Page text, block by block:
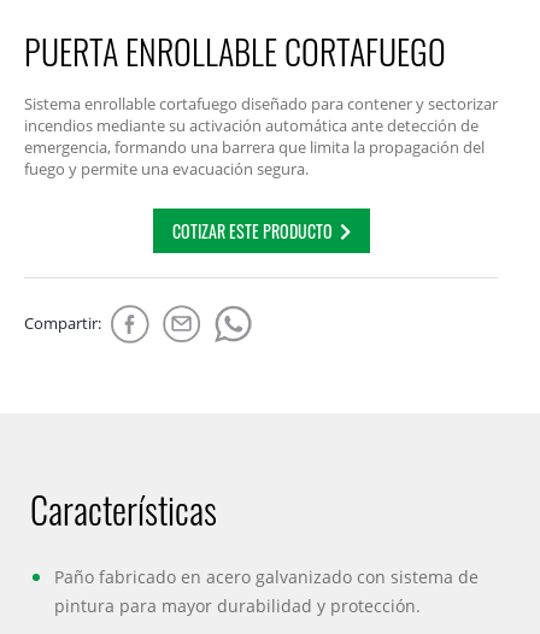
PUERTA ENROLLABLE CORTAFUEGO
Sistema enrollable cortafuego diseñado para contener y sectorizar
incendios mediante su activación automática ante detección de
emergencia, formando una barrera que limita la propagación del
fuego y permite una evacuación segura.
COTIZAR ESTE PRODUCTO
Compartir:
Características
Paño fabricado en acero galvanizado con sistema de
pintura para mayor durabilidad y protección.